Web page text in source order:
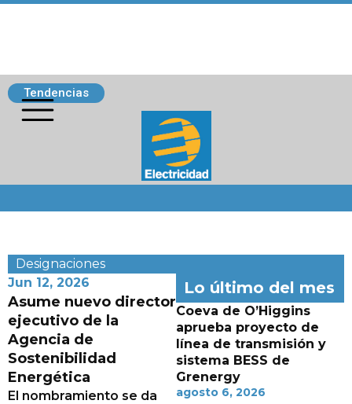
Tendencias
Designaciones
Jun 12, 2026
Asume nuevo director
ejecutivo de la
Agencia de
Sostenibilidad
Energética
El nombramiento se da
Lo último del mes
Coeva de O’Higgins
aprueba proyecto de
línea de transmisión y
sistema BESS de
Grenergy
agosto 6, 2026